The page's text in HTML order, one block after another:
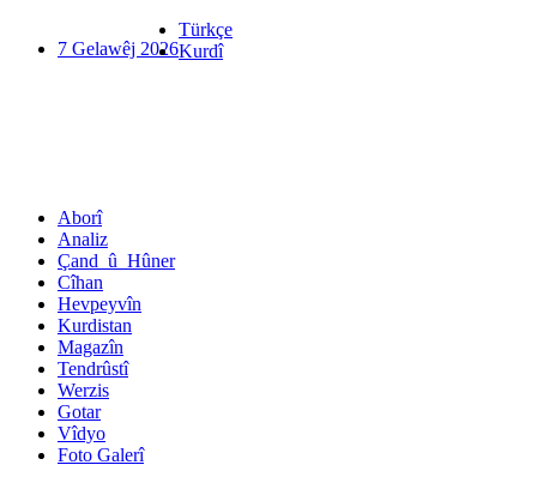
7 Gelawêj 2026
Türkçe
Kurdî
Aborî
Analiz
Çand_û_Hûner
Cîhan
Hevpeyvîn
Kurdistan
Magazîn
Tendrûstî
Werzis
Gotar
Vîdyo
Foto Galerî